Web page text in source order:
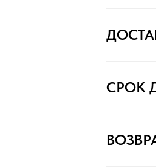
СРОК